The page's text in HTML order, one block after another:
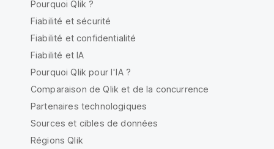
Pourquoi Qlik ?
Fiabilité et sécurité
Fiabilité et confidentialité
Fiabilité et IA
Pourquoi Qlik pour l'IA ?
Comparaison de Qlik et de la concurrence
Partenaires technologiques
Sources et cibles de données
Régions Qlik